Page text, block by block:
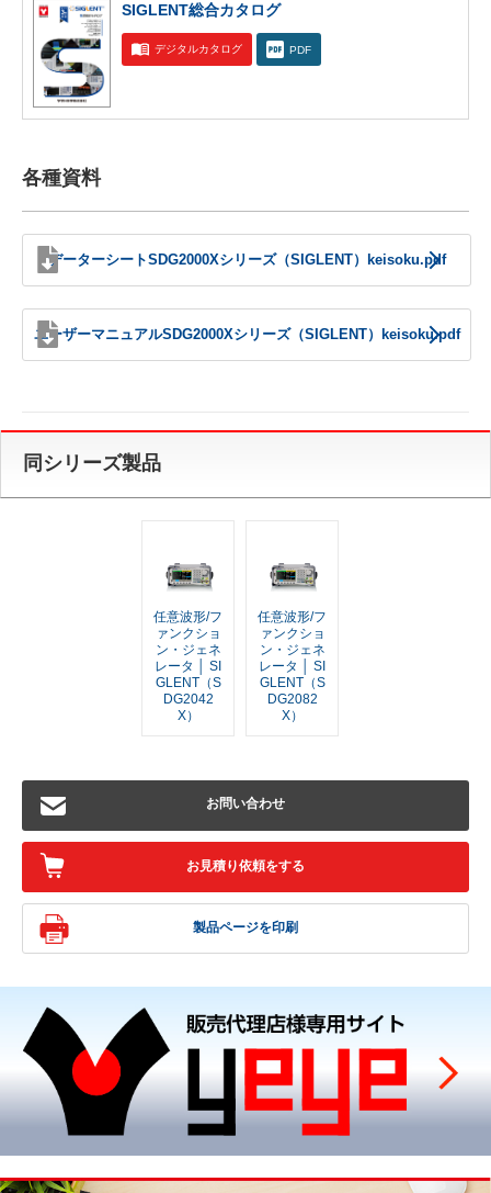
SIGLENT総合カタログ
デジタルカタログ PDF
各種資料
データーシートSDG2000Xシリーズ（SIGLENT）keisoku.pdf
ユーザーマニュアルSDG2000Xシリーズ（SIGLENT）keisoku.pdf
同シリーズ製品
任意波形/フ
ァンクショ
ン・ジェネ
レータ │ SI
GLENT（S
DG2042
X）
任意波形/フ
ァンクショ
ン・ジェネ
レータ │ SI
GLENT（S
DG2082
X）
お問い合わせ
お見積り依頼をする
製品ページを印刷